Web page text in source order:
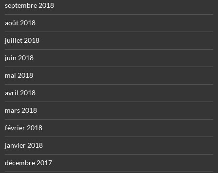
septembre 2018
août 2018
juillet 2018
juin 2018
mai 2018
avril 2018
mars 2018
février 2018
janvier 2018
décembre 2017